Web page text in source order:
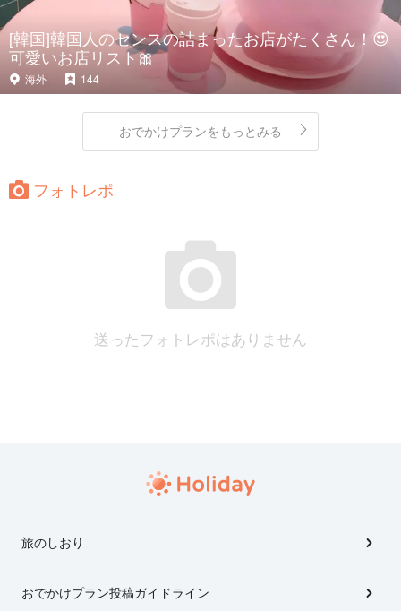
[韓国]韓国人のセンスの詰まったお店がたくさん！😍
可愛いお店リスト🎀
海外 144
おでかけプランをもっとみる
フォトレポ
送ったフォトレポはありません
旅のしおり
おでかけプラン投稿ガイドライン